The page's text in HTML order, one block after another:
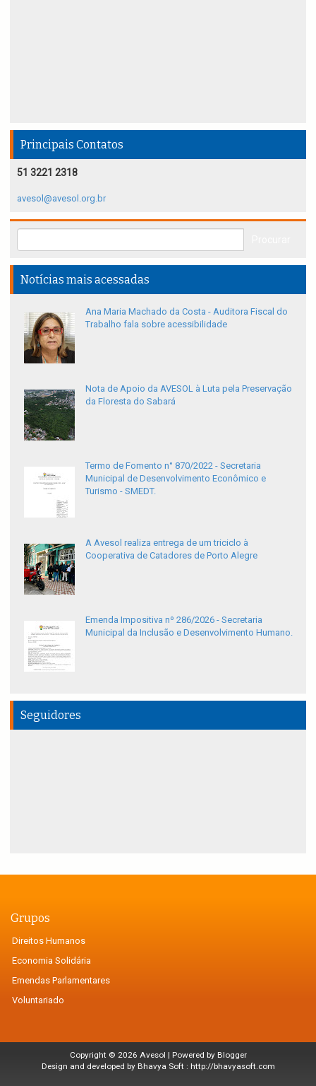
Principais Contatos
51 3221 2318
avesol@avesol.org.br
Notícias mais acessadas
Ana Maria Machado da Costa - Auditora Fiscal do
Trabalho fala sobre acessibilidade
Nota de Apoio da AVESOL à Luta pela Preservação
da Floresta do Sabará
Termo de Fomento n° 870/2022 - Secretaria
Municipal de Desenvolvimento Econômico e
Turismo - SMEDT.
A Avesol realiza entrega de um triciclo à
Cooperativa de Catadores de Porto Alegre
Emenda Impositiva nº 286/2026 - Secretaria
Municipal da Inclusão e Desenvolvimento Humano.
Seguidores
Grupos
Direitos Humanos
Economia Solidária
Emendas Parlamentares
Voluntariado
Copyright © 2026 Avesol | Powered by Blogger
Design and developed by Bhavya Soft : http://bhavyasoft.com